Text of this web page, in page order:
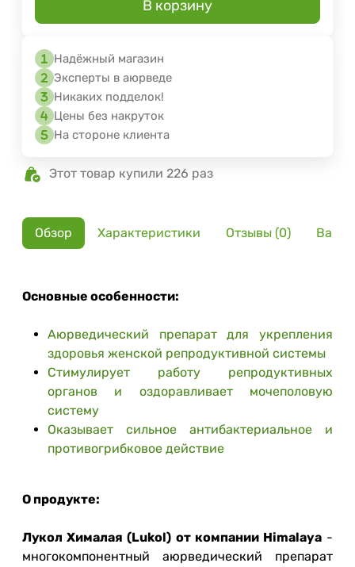
В корзину
Надёжный магазин
Эксперты в аюрведе
Никаких подделок!
Цены без накруток
На стороне клиента
Этот товар купили 226 раз
Обзор Характеристики Отзывы (0)
Основные особенности:
Аюрведический препарат для укрепления
здоровья женской репродуктивной системы
Стимулирует работу репродуктивных
органов и оздоравливает мочеполовую
систему
Оказывает сильное антибактериальное и
противогрибковое действие
О продукте:
Лукол Хималая (Lukol) от компании Himalaya-
многокомпонентный аюрведический препарат